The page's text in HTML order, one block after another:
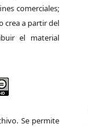
comerciales;
crea a partir del
el material
Se permite